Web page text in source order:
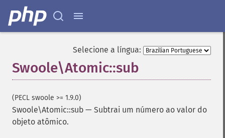
Selecione a língua:
Swoole\Atomic::sub
(PECL swoole >= 1.9.0)
Swoole\Atomic::sub — Subtrai um número ao valor do
objeto atômico.